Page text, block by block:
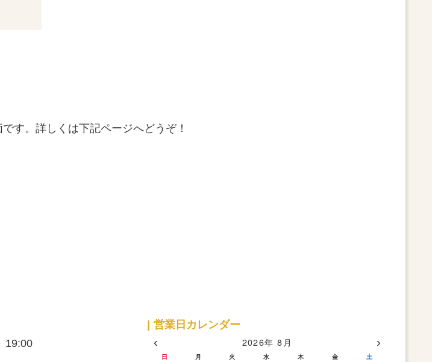
す。詳しくは下記ページへどうぞ！
19:00
営業日カレンダー
‹ 2026年 8月 ›
日 月 火 水 木 金 土